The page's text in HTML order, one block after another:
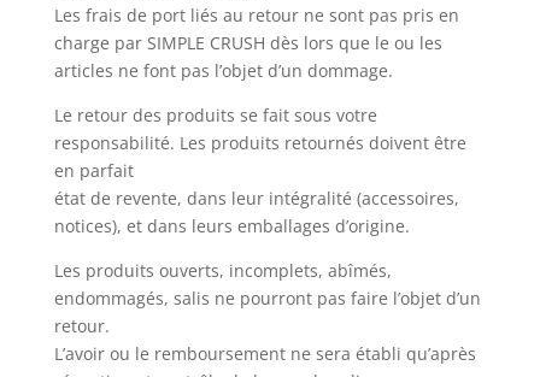
Les frais de port liés au retour ne sont pas pris en
charge par SIMPLE CRUSH dès lors que le ou les
articles ne font pas l’objet d’un dommage.
Le retour des produits se fait sous votre
responsabilité. Les produits retournés doivent être
en parfait
état de revente, dans leur intégralité (accessoires,
notices), et dans leurs emballages d’origine.
Les produits ouverts, incomplets, abîmés,
endommagés, salis ne pourront pas faire l’objet d’un
retour.
L’avoir ou le remboursement ne sera établi qu’après